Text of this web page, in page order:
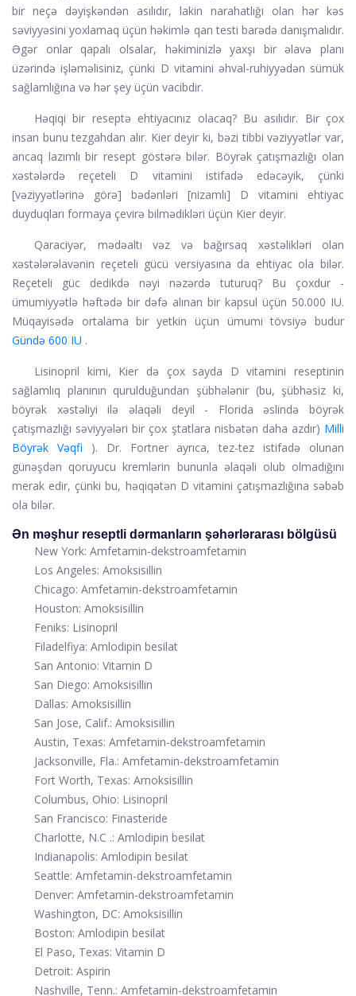
bir neçə dəyişkəndən asılıdır, lakin narahatlığı olan hər kəs
səviyyəsini yoxlamaq üçün həkimlə qan testi barədə danışmalıdır.
Əgər onlar qapalı olsalar, həkiminizlə yaxşı bir əlavə planı
üzərində işləməlisiniz, çünki D vitamini əhval-ruhiyyədən sümük
sağlamlığına və hər şey üçün vacibdir.
Həqiqi bir reseptə ehtiyacınız olacaq? Bu asılıdır. Bir çox
insan bunu tezgahdan alır. Kier deyir ki, bəzi tibbi vəziyyətlər var,
ancaq lazımlı bir resept göstərə bilər. Böyrək çatışmazlığı olan
xəstələrdə reçeteli D vitamini istifadə edəcəyik, çünki
[vəziyyətlərinə görə] bədənləri [nizamlı] D vitamini ehtiyac
duyduqları formaya çevirə bilmədikləri üçün Kier deyir.
Qaraciyər, mədəaltı vəz və bağırsaq xəstəlikləri olan
xəstələrəlavənin reçeteli gücü versiyasına da ehtiyac ola bilər.
Reçeteli güc dedikdə nəyi nəzərdə tuturuq? Bu çoxdur -
ümumiyyətlə həftədə bir dəfə alınan bir kapsul üçün 50.000 IU.
Müqayisədə ortalama bir yetkin üçün ümumi tövsiyə budur
Gündə 600 IU .
Lisinopril kimi, Kier də çox sayda D vitamini reseptinin
sağlamlıq planının qurulduğundan şübhələnir (bu, şübhəsiz ki,
böyrək xəstəliyi ilə əlaqəli deyil - Florida əslində böyrək
çatışmazlığı səviyyələri bir çox ştatlara nisbətən daha azdır) Milli
Böyrək Vəqfi
). Dr. Fortner ayrıca, tez-tez istifadə olunan
günəşdən qoruyucu kremlərin bununla əlaqəli olub olmadığını
merak edir, çünki bu, həqiqətən D vitamini çatışmazlığına səbəb
ola bilər.
Ən məşhur reseptli dərmanların şəhərlərarası bölgüsü
New York: Amfetamin-dekstroamfetamin
Los Angeles: Amoksisillin
Chicago: Amfetamin-dekstroamfetamin
Houston: Amoksisillin
Feniks: Lisinopril
Filadelfiya: Amlodipin besilat
San Antonio: Vitamin D
San Diego: Amoksisillin
Dallas: Amoksisillin
San Jose, Calif.: Amoksisillin
Austin, Texas: Amfetamin-dekstroamfetamin
Jacksonville, Fla.: Amfetamin-dekstroamfetamin
Fort Worth, Texas: Amoksisillin
Columbus, Ohio: Lisinopril
San Francisco: Finasteride
Charlotte, N.C .: Amlodipin besilat
Indianapolis: Amlodipin besilat
Seattle: Amfetamin-dekstroamfetamin
Denver: Amfetamin-dekstroamfetamin
Washington, DC: Amoksisillin
Boston: Amlodipin besilat
El Paso, Texas: Vitamin D
Detroit: Aspirin
Nashville, Tenn.: Amfetamin-dekstroamfetamin